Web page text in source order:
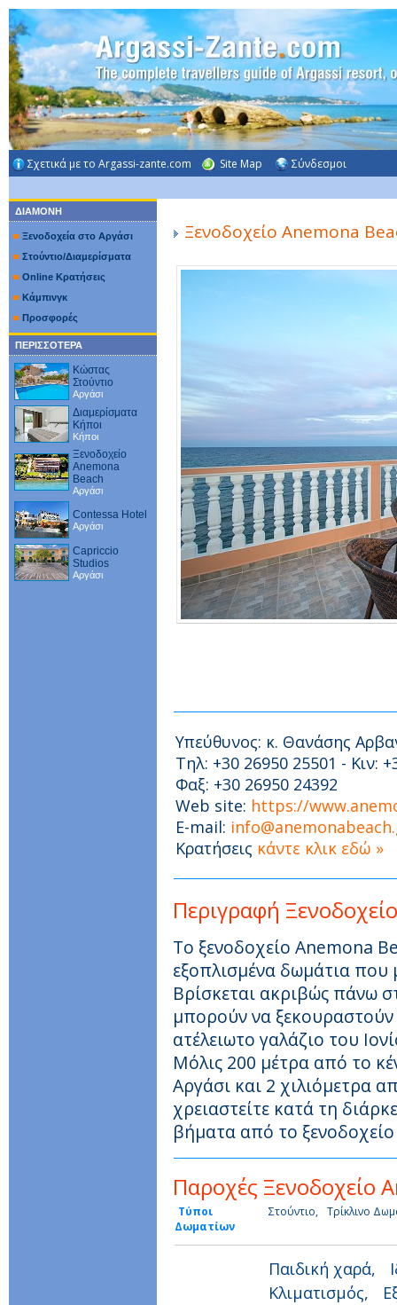
Σχετικά με το Argassi-zante.com Site Map Σύνδεσμοι
ΔΙΑΜΟΝΗ
Ξενοδοχεία στο Αργάσι
Στούντιο/Διαμερίσματα
Online Κρατήσεις
Κάμπινγκ
Προσφορές
ΠΕΡΙΣΣΟΤΕΡΑ
Κώστας
Στούντιο
Αργάσι
Διαμερίσματα
Κήποι
Κήποι
Ξενοδοχείο
Anemona
Beach
Αργάσι
Contessa Hotel
Αργάσι
Capriccio
Studios
Αργάσι
Ξενοδοχείο Anemona
Υπεύθυνος: κ. Θανάσης
Τηλ: +30 26950 25501 - Κιν:
Φαξ: +30 26950 24392
Web site: https://
E-mail:
Κρατήσεις κάντε κλικ εδώ »
Περιγραφή
Το ξενοδοχείο Anemona
εξοπλισμένα δωμάτια
Βρίσκεται ακριβώς πάνω
μπορούν να
ατέλειωτο γαλάζιο του
Μόλις 200 μέτρα από το
Αργάσι και 2 χιλιόμετρα
χρειαστείτε κατά τη
βήματα από το
Παροχές Ξενοδοχείο
Τύποι
Δωματίων
Στούντιο, Τρίκλινο
Παιδική χαρά,
Κλιματισμός,